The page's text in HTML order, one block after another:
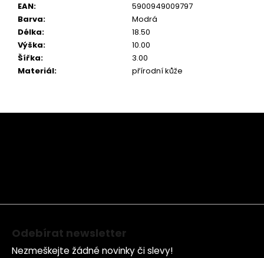
EAN:
5900949009797
Barva:
Modrá
Délka:
18.50
Výška:
10.00
Šířka:
3.00
Materiál: přírodní kůže
Odebírat newsletter
Nezmeškejte žádné novinky či slevy!